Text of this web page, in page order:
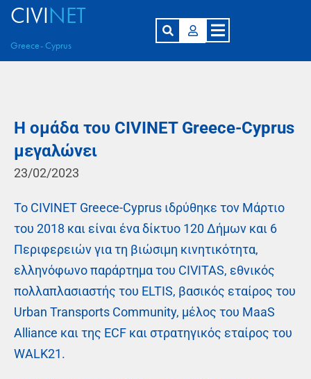
CIVINET
Greece- Cyprus
Η ομάδα του CIVINET Greece-Cyprus
μεγαλώνει
23/02/2023
Το CIVINET Greece-Cyprus ιδρύθηκε τον Μάρτιο
του 2018 και είναι ένα δίκτυο 120 Δήμων και 6
Περιφερειών για τη βιώσιμη κινητικότητα,
ελληνόφωνο παράρτημα του CIVITAS, εθνικός
πολλαπλασιαστής του ELTIS, βασικός εταίρος του
Urban Transports Community, μέλος του MaaS
Alliance και της ECF και στρατηγικός εταίρος του
WALK21.